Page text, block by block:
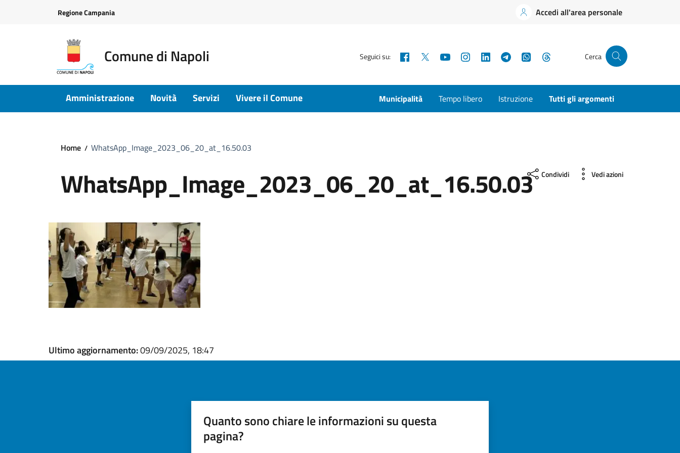
Regione Campania Accedi all'area personale
Comune di Napoli Seguici su: Facebook YouTubeInstagramLinkedInTelegramWhatsApp Cerca
Amministrazione Novità Servizi Vivere il Comune Municipalità Tempo libero Istruzione Tutti gli argomenti
Home WhatsApp_Image_2023_06_20_at_16.50.03
WhatsApp_Image_2023_06_20_at_16.50.03 Condividi Vedi azioni
Ultimo aggiornamento:09/09/2025, 18:47
Quanto sono chiare le informazioni su questa
pagina?